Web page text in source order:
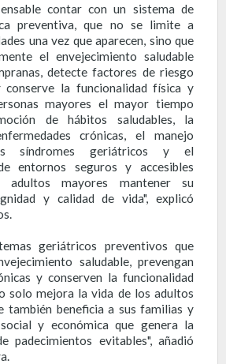
contar con un sistema de
preventiva, que no se limite a
una vez que aparecen, sino que
el envejecimiento saludable
detecte factores de riesgo
conserve la funcionalidad física y
mayores el mayor tiempo
de hábitos saludables, la
crónicas, el manejo
síndromes geriátricos y el
entornos seguros y accesibles
mayores mantener su
y calidad de vida", explicó
geriátricos preventivos que
saludable, prevengan
y conserven la funcionalidad
solo mejora la vida de los adultos
también beneficia a sus familias y
y económica que genera la
padecimientos evitables", añadió